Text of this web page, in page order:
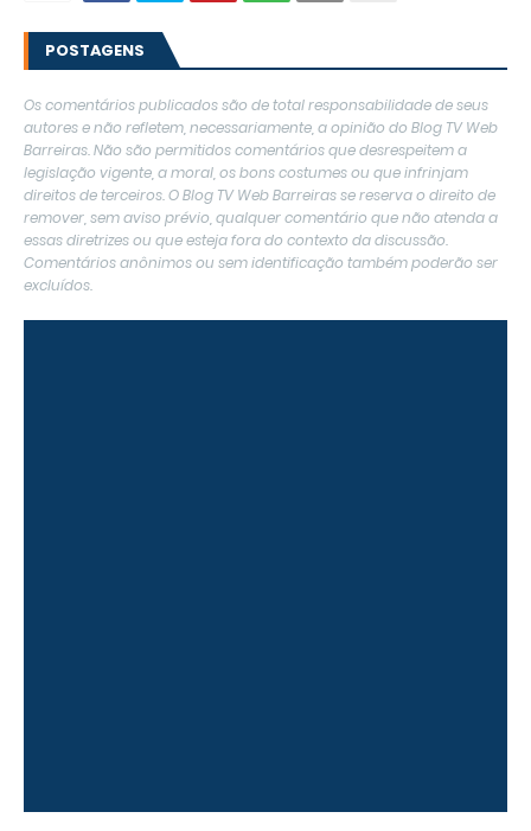
POSTAGENS
Os comentários publicados são de total responsabilidade de seus
autores e não refletem, necessariamente, a opinião do Blog TV Web
Barreiras. Não são permitidos comentários que desrespeitem a
legislação vigente, a moral, os bons costumes ou que infrinjam
direitos de terceiros. O Blog TV Web Barreiras se reserva o direito de
remover, sem aviso prévio, qualquer comentário que não atenda a
essas diretrizes ou que esteja fora do contexto da discussão.
Comentários anônimos ou sem identificação também poderão ser
excluídos.